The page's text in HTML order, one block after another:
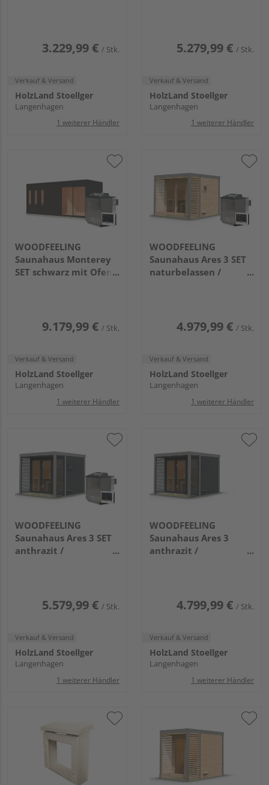
3.229,99 € / Stk.
Verkauf & Versand
HolzLand Stoellger
Langenhagen
1 weiterer Händler
5.279,99 € / Stk.
Verkauf & Versand
HolzLand Stoellger
Langenhagen
1 weiterer Händler
WOODFEELING
Saunahaus Monterey
SET schwarz mit Ofen
9.179,99 € / Stk.
Verkauf & Versand
HolzLand Stoellger
Langenhagen
1 weiterer Händler
WOODFEELING
Saunahaus Ares 3 SET
naturbelassen /
4.979,99 € / Stk.
Verkauf & Versand
HolzLand Stoellger
Langenhagen
1 weiterer Händler
WOODFEELING
Saunahaus Ares 3 SET
anthrazit /
2760x2760x2315mm
5.579,99 € / Stk.
Verkauf & Versand
HolzLand Stoellger
Langenhagen
1 weiterer Händler
WOODFEELING
Saunahaus Ares 3
anthrazit /
4.799,99 € / Stk.
Verkauf & Versand
HolzLand Stoellger
Langenhagen
1 weiterer Händler